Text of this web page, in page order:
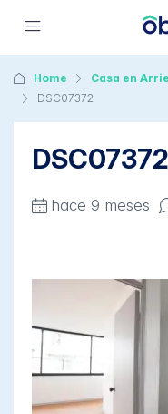
Home
Casa en
DSC07372
DSC07372
hace 9 meses